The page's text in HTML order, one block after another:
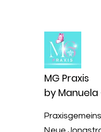
MG Praxis
by